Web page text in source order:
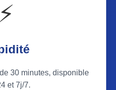
⚡
30 minutes, disponible
et 7j/7.